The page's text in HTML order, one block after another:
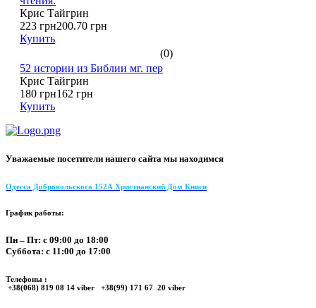
Крис Тайгрин
223 грн200.70 грн
Купить
(0)
52 истории из Библии мг. пер
Крис Тайгрин
180 грн162 грн
Купить
Уважаемые посетители нашего сайта мы находимся
Одесса Добровольского 152А Христианский Дом Книги
График работы:
Пн – Пт: с 09:00 до 18:00
Суббота: с 11:00 до 17:00
Телефоны :
+38(068) 819 08 14 viber +38(99) 171 67 20 viber